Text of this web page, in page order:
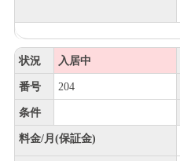
状況 入居中
番号 204
条件
料金/月(保証金)